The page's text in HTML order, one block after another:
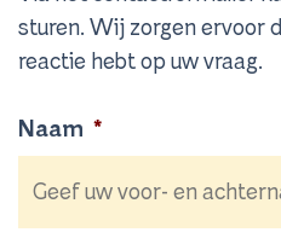
sturen. Wij zorgen ervoor
reactie hebt op uw vraag.
Naam *